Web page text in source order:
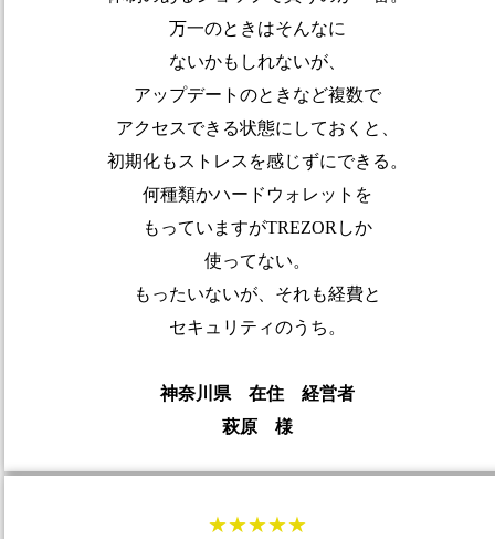
万一のときはそんなに
ないかもしれないが、
アップデートのときなど複数で
アクセスできる状態にしておくと、
初期化もストレスを感じずにできる。
何種類かハードウォレットを
もっていますがTREZORしか
使ってない。
もったいないが、それも経費と
セキュリティのうち。
神奈川県 在住 経営者
萩原 様
★★★★★